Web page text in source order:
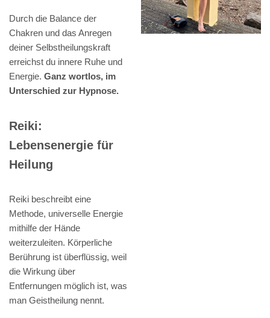
Durch die Balance der
Chakren und das Anregen
deiner Selbstheilungskraft
erreichst du innere Ruhe und
Energie. Ganz wortlos, im
Unterschied zur Hypnose.
Reiki:
Lebensenergie für
Heilung
Reiki beschreibt eine
Methode, universelle Energie
mithilfe der Hände
weiterzuleiten. Körperliche
Berührung ist überflüssig, weil
die Wirkung über
Entfernungen möglich ist, was
man Geistheilung nennt.